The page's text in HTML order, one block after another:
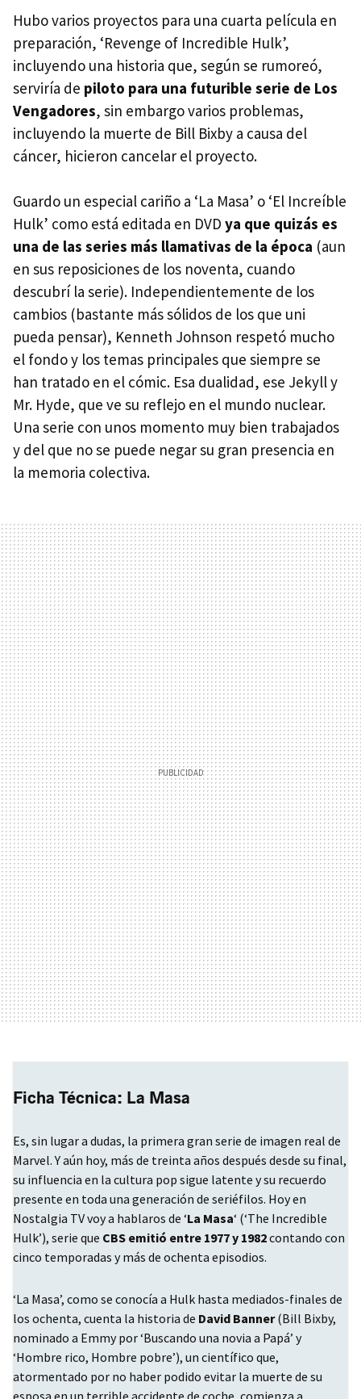
Hubo varios proyectos para una cuarta película en
preparación, ‘Revenge of Incredible Hulk’,
incluyendo una historia que, según se rumoreó,
serviría de piloto para una futurible serie de Los
Vengadores, sin embargo varios problemas,
incluyendo la muerte de Bill Bixby a causa del
cáncer, hicieron cancelar el proyecto.
Guardo un especial cariño a ‘La Masa’ o ‘El Increíble
Hulk’ como está editada en DVD ya que quizás es
una de las series más llamativas de la época (aun
en sus reposiciones de los noventa, cuando
descubrí la serie). Independientemente de los
cambios (bastante más sólidos de los que uni
pueda pensar), Kenneth Johnson respetó mucho
el fondo y los temas principales que siempre se
han tratado en el cómic. Esa dualidad, ese Jekyll y
Mr. Hyde, que ve su reflejo en el mundo nuclear.
Una serie con unos momento muy bien trabajados
y del que no se puede negar su gran presencia en
la memoria colectiva.
Ficha Técnica: La Masa
Es, sin lugar a dudas, la primera gran serie de imagen real de
Marvel. Y aún hoy, más de treinta años después desde su final,
su influencia en la cultura pop sigue latente y su recuerdo
presente en toda una generación de seriéfilos. Hoy en
Nostalgia TV voy a hablaros de ‘La Masa‘ (‘The Incredible
Hulk’), serie que CBS emitió entre 1977 y 1982contando con
cinco temporadas y más de ochenta episodios.
‘La Masa’, como se conocía a Hulk hasta mediados-finales de
los ochenta, cuenta la historia de David Banner(Bill Bixby,
nominado a Emmy por ‘Buscando una novia a Papá’ y
‘Hombre rico, Hombre pobre’), un científico que,
atormentado por no haber podido evitar la muerte de su
esposa en un terrible accidente de coche, comienza a